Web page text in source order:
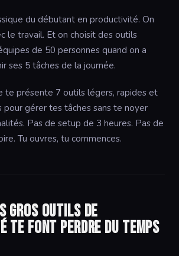
du débutant en productivité. On
le travail. Et on choisit des outils
de 50 personnes quand on a
ses 5 tâches de la journée.
te présente 7 outils légers, rapides et
pour gérer tes tâches sans te noyer
Pas de setup de 3 heures. Pas de
Tu ouvres, tu commences.
gros outils de
te font perdre du temps